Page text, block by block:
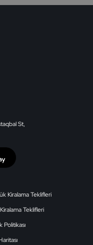
St,
Kiralama Teklifleri
Kiralama Teklifleri
Politikası